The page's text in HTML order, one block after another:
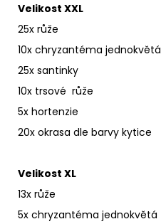
Velikost XXL
25x růže
10x chryzantéma jednokvětá
25x santinky
10x trsové růže
5x hortenzie
20x okrasa dle barvy kytice
Velikost XL
13x růže
5x chryzantéma jednokvětá